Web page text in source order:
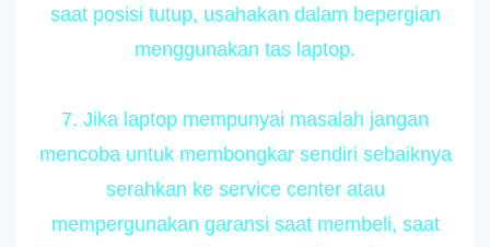
saat posisi tutup, usahakan dalam bepergian
menggunakan tas laptop.
7. Jika laptop mempunyai masalah jangan
mencoba untuk membongkar sendiri sebaiknya
serahkan ke service center atau
mempergunakan garansi saat membeli, saat